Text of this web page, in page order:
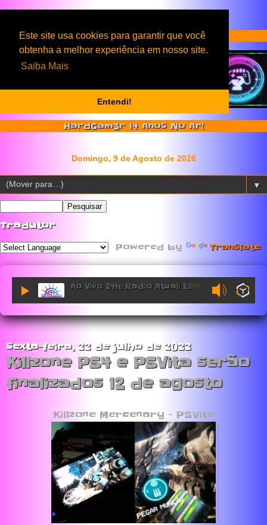
Este site usa cookies para garantir que você
obtenha a melhor experiência em nosso site.
Saiba Mais
Entendi!
Serviços & Produtos HardGam3r
HardGam3r 14 Anos No Ar!
▼
Tradutor
Powered by Translate
Ao Vivo 24h. Radio Atual: EDM Sessions.
sexta-feira, 22 de julho de 2022
Killzone PS4 e PSVita serão
finalizados 12 de agosto
Killzone Mercenary - PSVita